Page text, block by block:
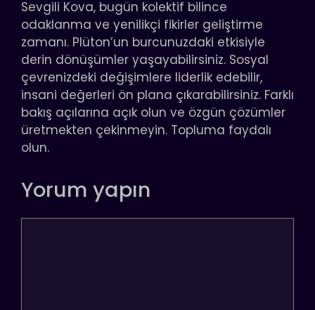
Sevgili Kova, bugün kolektif bilince
odaklanma ve yenilikçi fikirler geliştirme
zamanı. Plüton’un burcunuzdaki etkisiyle
derin dönüşümler yaşayabilirsiniz. Sosyal
çevrenizdeki değişimlere liderlik edebilir,
insani değerleri ön plana çıkarabilirsiniz. Farklı
bakış açılarına açık olun ve özgün çözümler
üretmekten çekinmeyin. Topluma faydalı
olun.
Yorum yapın